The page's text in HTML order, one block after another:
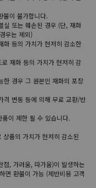
불이 불가합니다.
실 또는 훼손된 경우 (단, 재화
우는 제외)
화 등의 가치가 현저히 감소한
재화 등의 가치가 현저히 감
한 경우 그 원본인 재화의 포장
격 변동 등에 의해 무료 교환/반
이 제한 될 수 있습니다.
상품의 가치가 현저히 감소된
점, 가려움, 따가움)이 발생하는
면 환불이 가능 (제반비용 고객